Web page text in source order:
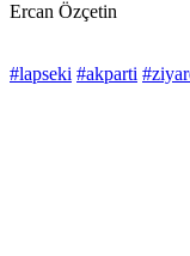
Ercan Özçetin
#lapseki #akparti